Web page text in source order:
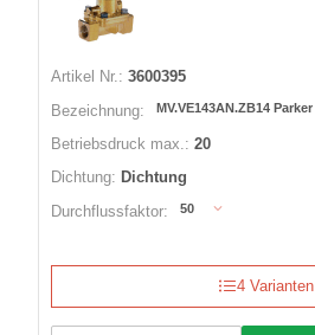
Artikel Nr.: 3600395
Bezeichnung:
MV.VE143AN.ZB14 Parker
Betriebsdruck max.: 20
Dichtung: Dichtung
Durchflussfaktor:
50
4 Varianten